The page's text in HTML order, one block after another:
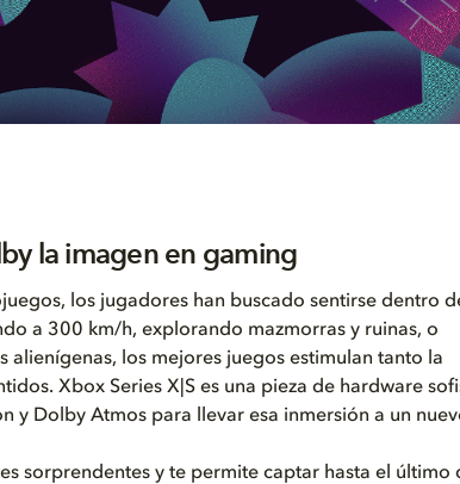
la imagen en gaming
los jugadores han buscado sentirse dentro
a 300 km/h, explorando mazmorras y ruinas, o
alienígenas, los mejores juegos estimulan tanto la
Xbox Series X|S es una pieza de hardware
y Dolby Atmos para llevar esa inmersión a un
sorprendentes y te permite captar hasta el último